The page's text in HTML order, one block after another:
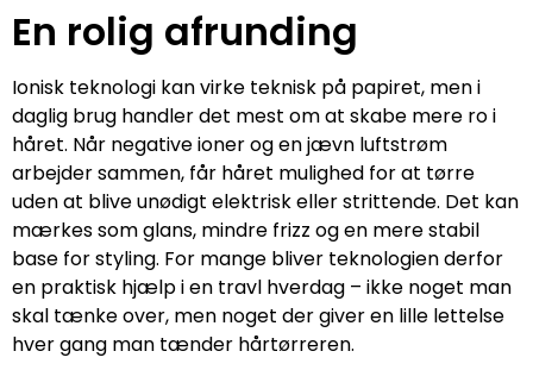
En rolig afrunding
Ionisk teknologi kan virke teknisk på papiret, men i
daglig brug handler det mest om at skabe mere ro i
håret. Når negative ioner og en jævn luftstrøm
arbejder sammen, får håret mulighed for at tørre
uden at blive unødigt elektrisk eller strittende. Det kan
mærkes som glans, mindre frizz og en mere stabil
base for styling. For mange bliver teknologien derfor
en praktisk hjælp i en travl hverdag – ikke noget man
skal tænke over, men noget der giver en lille lettelse
hver gang man tænder hårtørreren.